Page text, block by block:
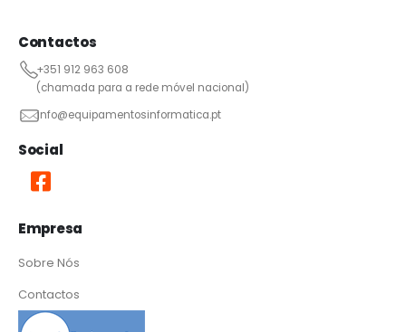
Contactos
+351 912 963 608
(chamada para a rede móvel nacional)
info@equipamentosinformatica.pt
Social
Empresa
Sobre Nós
Contactos